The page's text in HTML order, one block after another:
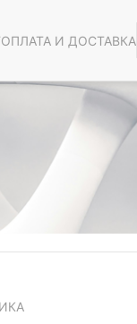
ОПЛАТА И ДОСТАВКА